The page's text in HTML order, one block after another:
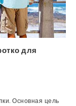
для
Основная цель